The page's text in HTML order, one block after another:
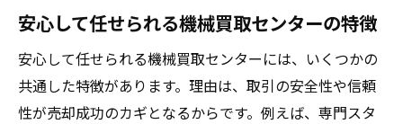
安心して任せられる機械買取センターの特徴
安心して任せられる機械買取センターには、いくつかの
共通した特徴があります。理由は、取引の安全性や信頼
性が売却成功のカギとなるからです。例えば、専門スタ